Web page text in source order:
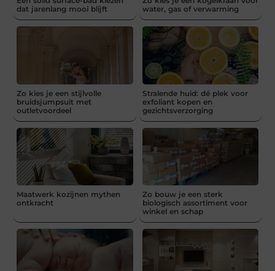
dat jarenlang mooi blijft
water, gas of verwarming
Zo kies je een stijlvolle
bruidsjumpsuit met
outletvoordeel
Stralende huid: dé plek voor
exfoliant kopen en
gezichtsverzorging
Maatwerk kozijnen mythen
ontkracht
Zo bouw je een sterk
biologisch assortiment voor
winkel en schap